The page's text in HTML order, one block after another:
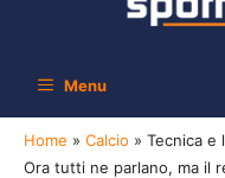
Menu
Home » Calcio » Tecnica e
Ora tutti ne parlano, ma il